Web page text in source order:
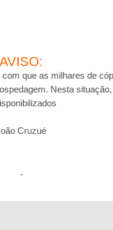
AVISO:
que as milhares de
Nesta
Cruzué
.